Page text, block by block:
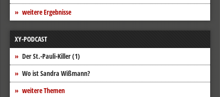
weitere Ergebnisse
XY-PODCAST
Der St.-Pauli-Killer (1)
Wo ist Sandra Wißmann?
weitere Themen